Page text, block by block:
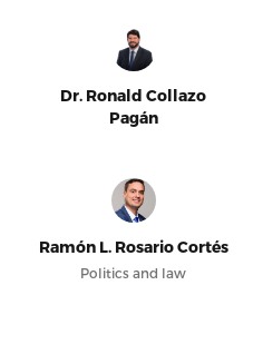
Dr. Ronald Collazo
Pagán
Ramón L. Rosario Cortés
Politics and law